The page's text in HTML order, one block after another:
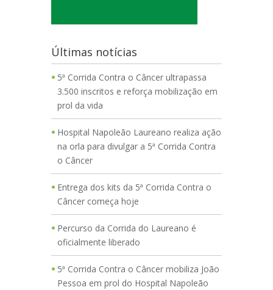
Últimas notícias
5ª Corrida Contra o Câncer ultrapassa
3.500 inscritos e reforça mobilização em
prol da vida
Hospital Napoleão Laureano realiza ação
na orla para divulgar a 5ª Corrida Contra
o Câncer
Entrega dos kits da 5ª Corrida Contra o
Câncer começa hoje
Percurso da Corrida do Laureano é
oficialmente liberado
5ª Corrida Contra o Câncer mobiliza João
Pessoa em prol do Hospital Napoleão